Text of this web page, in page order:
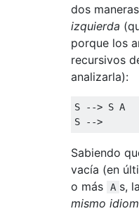
dos
izquierda
porque los
recursivos
analizarla):
S --> S A
Sabiendo
vacía (en
o más
A s,
mismo